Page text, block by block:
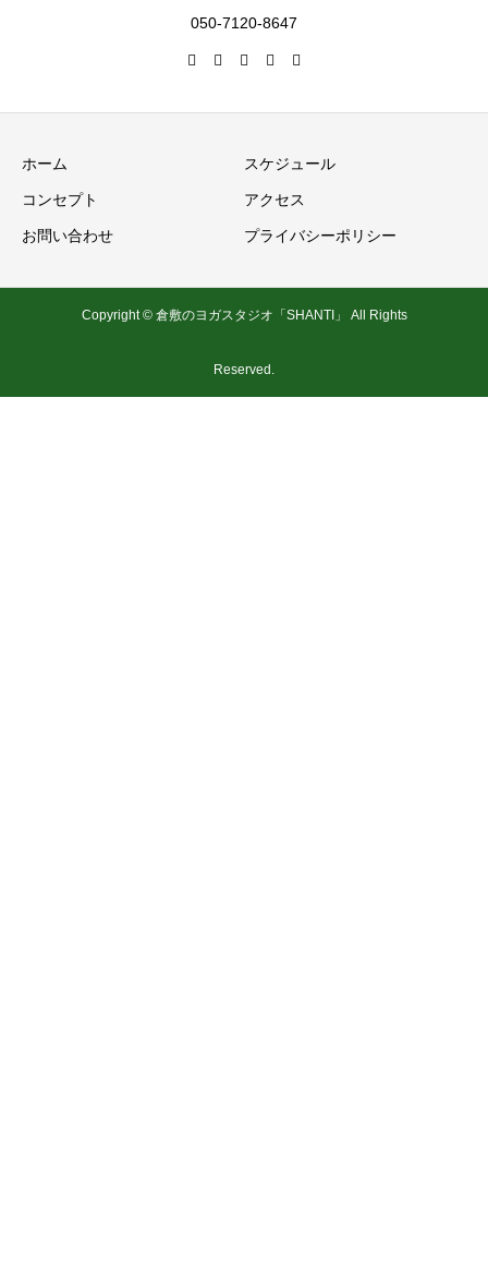
050-7120-8647
ホーム スケジュール
コンセプト アクセス
お問い合わせ プライバシーポリシー
Copyright © 倉敷のヨガスタジオ「SHANTI」 All Rights
Reserved.